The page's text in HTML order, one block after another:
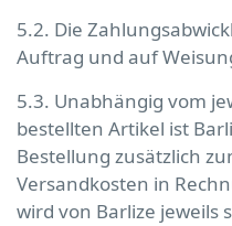
5.2. Die
Auftrag und auf
5.3. Unabhängig vom
bestellten Artikel ist
Bestellung zusätzlich
Versandkosten in
wird von Barlize jeweils